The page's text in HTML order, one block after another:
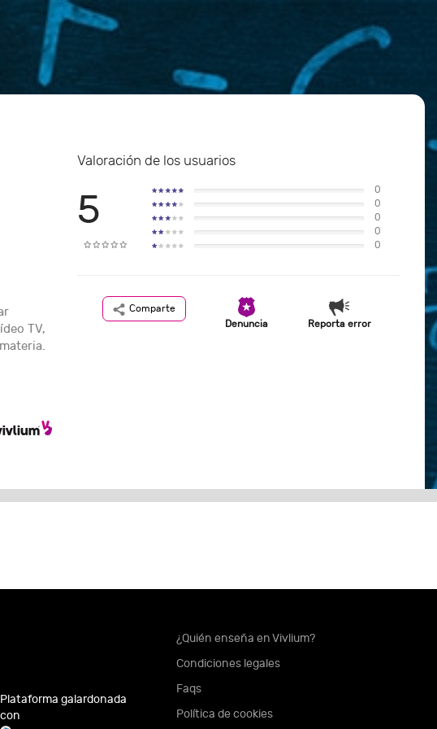
TV,
Valoración de los usuarios
5
0
0
0
0
0
Comparte
Denuncia
Reporta error
Plataforma galardonada
con
¿Quién enseña en Vivlium?
Condiciones legales
Faqs
Política de cookies